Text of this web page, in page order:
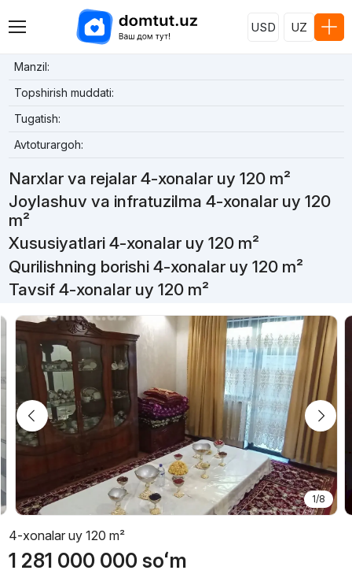
USD UZ
Manzil:
Topshirish muddati:
Tugatish:
Avtoturargoh:
Narxlar va rejalar 4-xonalar uy 120 m²
Joylashuv va infratuzilma 4-xonalar uy 120
m²
Xususiyatlari 4-xonalar uy 120 m²
Qurilishning borishi 4-xonalar uy 120 m²
Tavsif 4-xonalar uy 120 m²
1/8
4-xonalar uy 120 m²
1 281 000 000 soʻm